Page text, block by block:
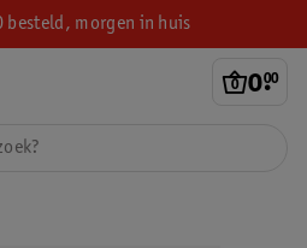
besteld, morgen in huis
0.
00